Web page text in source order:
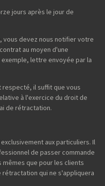
jours après le jour de
vous devez nous notifier votre
au moyen d'une
lettre envoyée par la
il suffit que vous
à l'exercice du droit de
de rétractation.
aux particuliers. Il
de passer commande
que pour les clients
qui ne s'appliquera